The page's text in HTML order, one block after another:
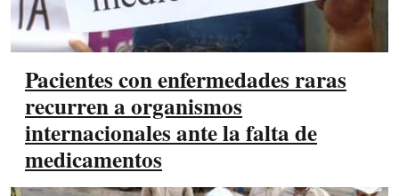
Pacientes con enfermedades raras
recurren a organismos
internacionales ante la falta de
medicamentos